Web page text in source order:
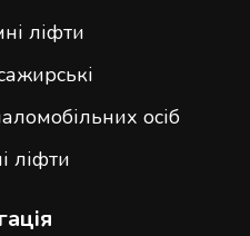
ліфти
осіб
ліфти